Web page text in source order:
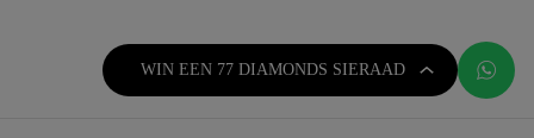
WIN EEN 77 DIAMONDS SIERAAD